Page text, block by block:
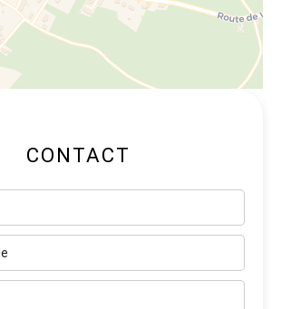
CONTACT